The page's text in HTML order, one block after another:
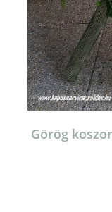
Görög